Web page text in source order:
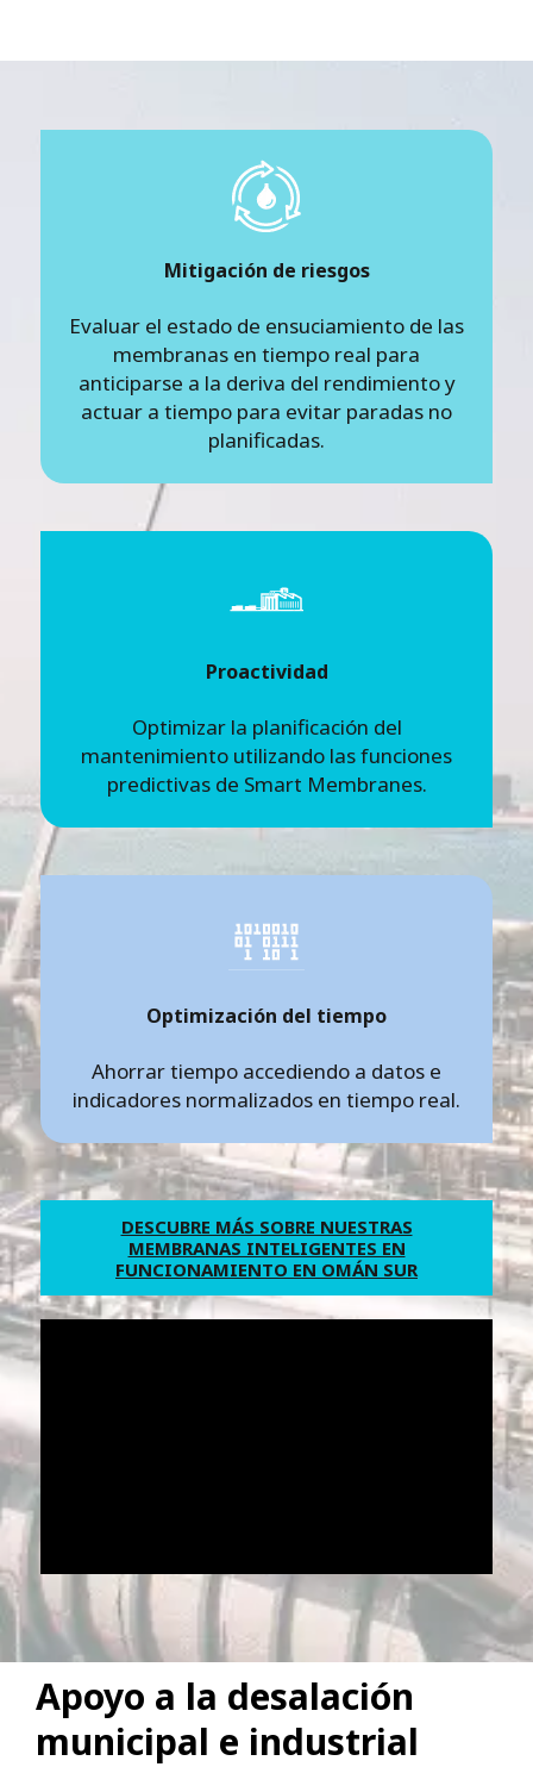
Mitigación de riesgos
Evaluar el estado de ensuciamiento de las
membranas en tiempo real para
anticiparse a la deriva del rendimiento y
actuar a tiempo para evitar paradas no
planificadas.
Proactividad
Optimizar la planificación del
mantenimiento utilizando las funciones
predictivas de Smart Membranes.
Optimización del tiempo
Ahorrar tiempo accediendo a datos e
indicadores normalizados en tiempo real.
DESCUBRE MÁS SOBRE NUESTRAS
MEMBRANAS INTELIGENTES EN
FUNCIONAMIENTO EN OMÁN SUR
Apoyo a la desalación
municipal e industrial